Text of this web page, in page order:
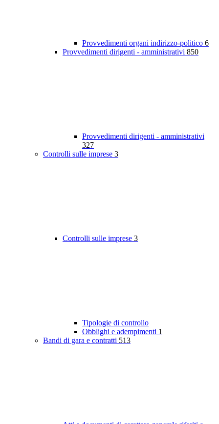
Provvedimenti organi indirizzo-politico 6
Provvedimenti dirigenti - amministrativi 850
Provvedimenti dirigenti - amministrativi
327
Controlli sulle imprese 3
Controlli sulle imprese 3
Tipologie di controllo
Obblighi e adempimenti 1
Bandi di gara e contratti 513